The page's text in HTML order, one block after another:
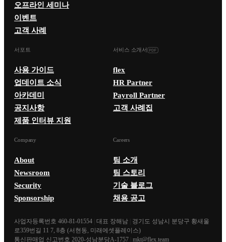
오프라인 세미나
이벤트
고객 사례
서포트
사용 가이드
업데이트 소식
아카데미
공지사항
제품 인터뷰 지원
서비스 소개서
flex
HR Partner
Payroll Partner
고객 사례집
Company
About
Newsroom
Security
Sponsorship
Careers
팀 소개
팀 스토리
기술 블로그
채용 공고
사업자등록번호 460-81-01554 대표 장해남
경기도 성남시 분당구 황새울
로359번길 11 7, 8층 (서현동, 미래에셋플레이스)
통신판매업 신고번호 2020-성남분당A-1757 mkt@flex.team